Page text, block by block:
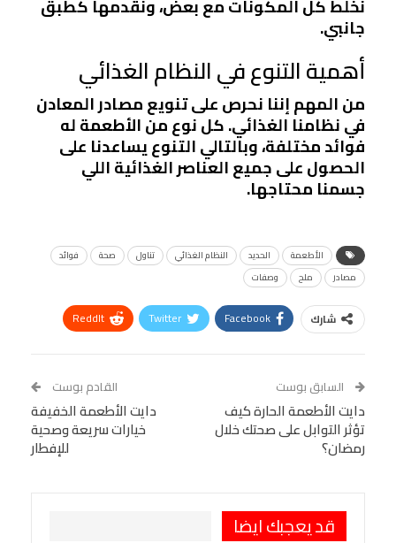
نخلط كل المكونات مع بعض، ونقدمها كطبق
جانبي.
أهمية التنوع في النظام الغذائي
من المهم إننا نحرص على تنويع مصادر المعادن
في نظامنا الغذائي. كل نوع من الأطعمة له
فوائد مختلفة، وبالتالي التنوع يساعدنا على
الحصول على جميع العناصر الغذائية اللي
جسمنا محتاجها.
الأطعمة الحديد النظام الغذائي تناول صحة
فوائد
مصادر
ملح وصفات
شارك Facebook
Twitter
ReddIt
Tumblr
البريد الإلكتروني
StumbleUpon
VK
Digg
LINE
Viber
السابق بوست
دايت الأطعمة الحارة كيف
تؤثر التوابل على صحتك خلال
رمضان؟
القادم بوست
دايت الأطعمة الخفيفة
خيارات سريعة وصحية
للإفطار
قد يعجبك ايضا